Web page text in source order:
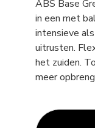
ABS Base
in een met
intensieve
uitrusten.
het zuiden.
meer